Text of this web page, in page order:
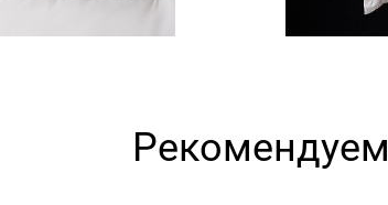
Рекомендуем